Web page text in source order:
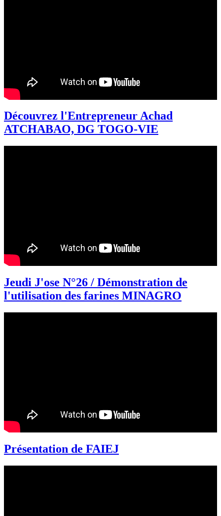
Découvrez l'Entrepreneur Achad
ATCHABAO, DG TOGO-VIE
Jeudi J'ose N°26 / Démonstration de
l'utilisation des farines MINAGRO
Présentation de FAIEJ